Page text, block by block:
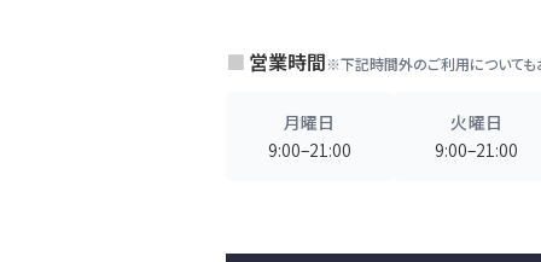
営業時間※下記時間外のご利用についても
月曜日
9:00–21:00
火曜日
9:00–21:00